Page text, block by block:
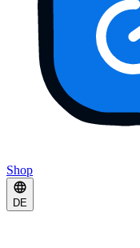
Shop
DE